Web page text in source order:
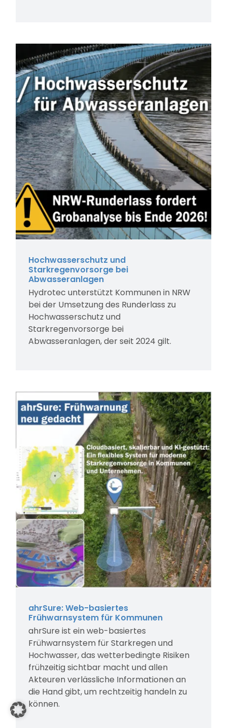
Hochwasserschutz und
Starkregenvorsorge bei
Abwasseranlagen
Hydrotec unterstützt Kommunen in NRW
bei der Umsetzung des Runderlass zu
Hochwasserschutz und
Starkregenvorsorge bei
Abwasseranlagen, der seit 2024 gilt.
ahrSure: Web-basiertes
Frühwarnsystem für Kommunen
ahrSure ist ein web-basiertes
Frühwarnsystem für Starkregen und
Hochwasser, das wetterbedingte Risiken
frühzeitig sichtbar macht und allen
Akteuren verlässliche Informationen an
die Hand gibt, um rechtzeitig handeln zu
können.